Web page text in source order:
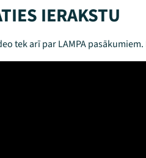
IERAKSTU
tek arī par LAMPA